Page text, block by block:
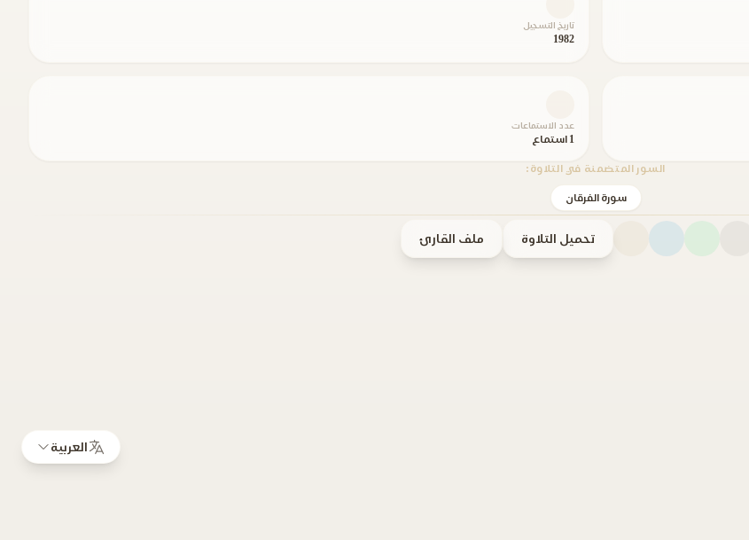
تاريخ التسجيل
1982
عدد الاستماعات
1 استماع
السور المتضمنة في التلاوة:
سورة الفرقان
تحميل التلاوة ملف القارئ
العربية